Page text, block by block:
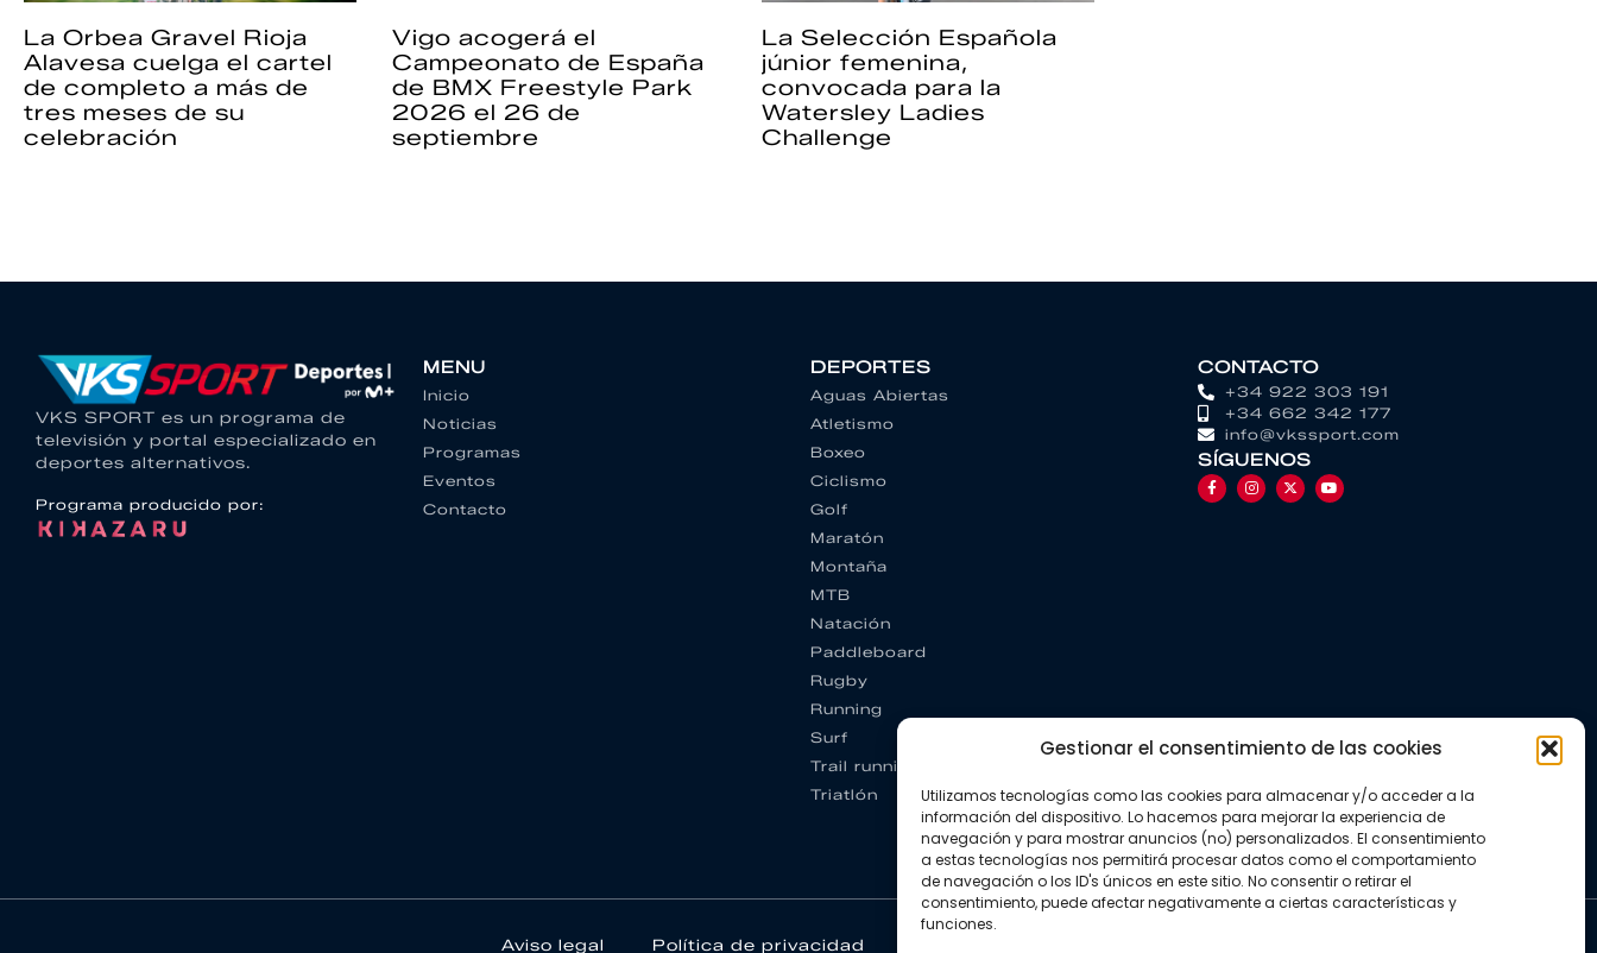
Gestionar el consentimiento de las cookies
Utilizamos tecnologías como las cookies para almacenar y/o acceder a la
información del dispositivo. Lo hacemos para mejorar la experiencia de
navegación y para mostrar anuncios (no) personalizados. El consentimiento
a estas tecnologías nos permitirá procesar datos como el comportamiento
de navegación o los ID's únicos en este sitio. No consentir o retirar el
consentimiento, puede afectar negativamente a ciertas características y
funciones.
La Orbea Gravel Rioja
Alavesa cuelga el cartel
de completo a más de
tres meses de su
celebración
Vigo acogerá el
Campeonato de España
de BMX Freestyle Park
2026 el 26 de
septiembre
La Selección Española
júnior femenina,
convocada para la
Watersley Ladies
Challenge
VKS SPORT es un programa de
televisión y portal especializado en
deportes alternativos.
Programa producido por:
MENU
Inicio
Noticias
Programas
Eventos
Contacto
DEPORTES
Aguas Abiertas
Atletismo
Boxeo
Ciclismo
Golf
Maratón
Montaña
MTB
Natación
Paddleboard
Rugby
Running
Surf
Trail running
Triatlón
CONTACTO
+34 922 303 191
+34 662 342 177
info@vkssport.com
SÍGUENOS
Aviso legal Política de privacidad